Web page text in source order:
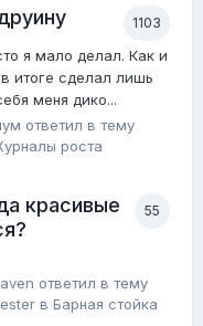
1103
я мало делал. Как и
итоге сделал лишь
меня дико...
ответил в тему
роста
55
красивые
ответил в тему
в Барная стойка